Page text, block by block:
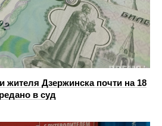
Дзержинска почти на 18
в суд